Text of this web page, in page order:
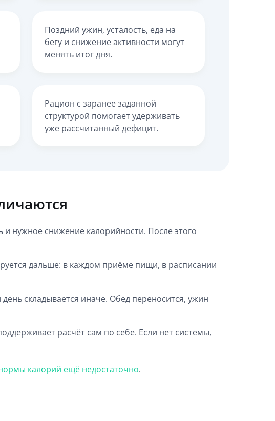
Поздний ужин, усталость, еда на
бегу и снижение активности могут
менять итог дня.
Рацион с заранее заданной
структурой помогает удерживать
уже рассчитанный дефицит.
нужное снижение калорийности. После этого
дальше: в каждом приёме пищи, в расписании
складывается иначе. Обед переносится, ужин
расчёт сам по себе. Если нет системы,
калорий ещё недостаточно.